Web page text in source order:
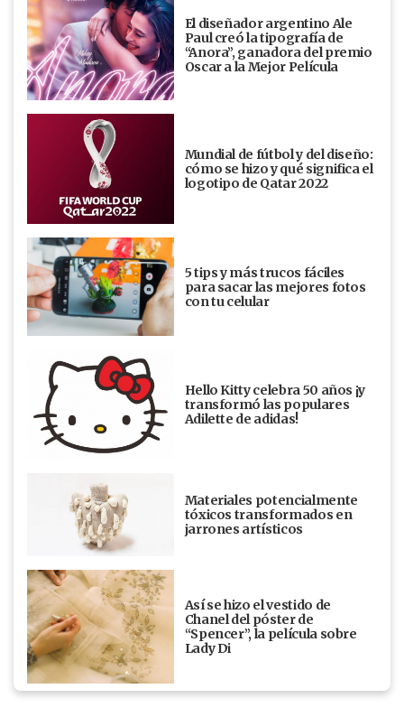
El diseñador argentino Ale
Paul creó la tipografía de
“Anora”, ganadora del premio
Oscar a la Mejor Película
Mundial de fútbol y del diseño:
cómo se hizo y qué significa el
logotipo de Qatar 2022
5 tips y más trucos fáciles
para sacar las mejores fotos
con tu celular
Hello Kitty celebra 50 años ¡y
transformó las populares
Adilette de adidas!
Materiales potencialmente
tóxicos transformados en
jarrones artísticos
Así se hizo el vestido de
Chanel del póster de
“Spencer”, la película sobre
Lady Di